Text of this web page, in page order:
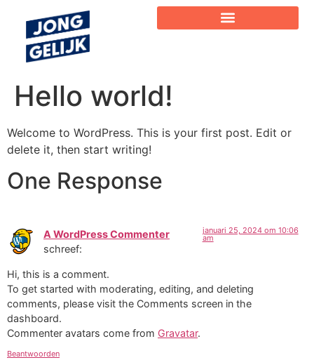
Hello world!
Welcome to WordPress. This is your first post. Edit or
delete it, then start writing!
One Response
A WordPress Commenter
schreef:
januari 25, 2024 om 10:06
am
Hi, this is a comment.
To get started with moderating, editing, and deleting
comments, please visit the Comments screen in the
dashboard.
Commenter avatars come from Gravatar.
Beantwoorden